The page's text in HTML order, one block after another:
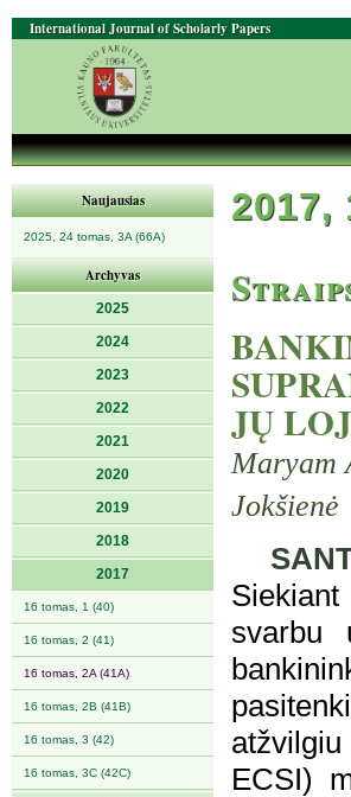
International Journal of Scholarly Papers
Naujausias
2025, 24 tomas, 3A (66A)
Archyvas
2025
2024
2023
2022
2021
2020
2019
2018
2017
16 tomas, 1 (40)
16 tomas, 2 (41)
16 tomas, 2A (41A)
16 tomas, 2B (41B)
16 tomas, 3 (42)
16 tomas, 3C (42C)
2017,
JŲ
Maryam
Jokšienė
svarbu
ECSI)